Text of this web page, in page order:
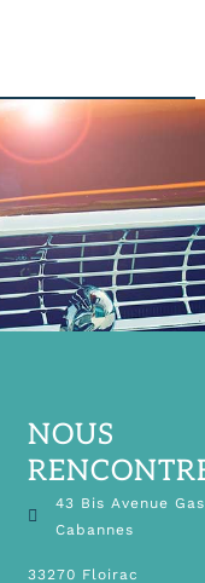
NOUS
43 Bis Avenue
Cabannes
33270 Floirac